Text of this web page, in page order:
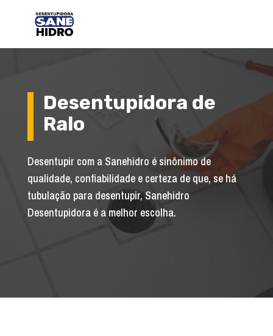
Desentupidora de
Ralo
Desentupir com a Sanehidro é sinônimo de
qualidade, confiabilidade e certeza de que, se há
tubulação para desentupir, Sanehidro
Desentupidora é a melhor escolha.